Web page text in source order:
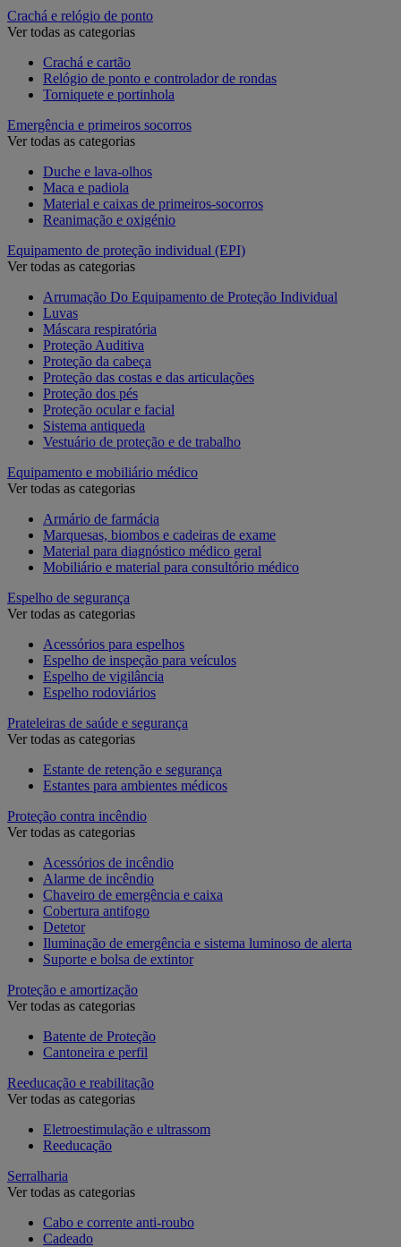
Crachá e relógio de ponto
Ver todas as categorias
Crachá e cartão
Relógio de ponto e controlador de rondas
Torniquete e portinhola
Emergência e primeiros socorros
Ver todas as categorias
Duche e lava-olhos
Maca e padiola
Material e caixas de primeiros-socorros
Reanimação e oxigénio
Equipamento de proteção individual (EPI)
Ver todas as categorias
Arrumação Do Equipamento de Proteção Individual
Luvas
Máscara respiratória
Proteção Auditiva
Proteção da cabeça
Proteção das costas e das articulações
Proteção dos pés
Proteção ocular e facial
Sistema antiqueda
Vestuário de proteção e de trabalho
Equipamento e mobiliário médico
Ver todas as categorias
Armário de farmácia
Marquesas, biombos e cadeiras de exame
Material para diagnóstico médico geral
Mobiliário e material para consultório médico
Espelho de segurança
Ver todas as categorias
Acessórios para espelhos
Espelho de inspeção para veículos
Espelho de vigilância
Espelho rodoviários
Prateleiras de saúde e segurança
Ver todas as categorias
Estante de retenção e segurança
Estantes para ambientes médicos
Proteção contra incêndio
Ver todas as categorias
Acessórios de incêndio
Alarme de incêndio
Chaveiro de emergência e caixa
Cobertura antifogo
Detetor
Iluminação de emergência e sistema luminoso de alerta
Suporte e bolsa de extintor
Proteção e amortização
Ver todas as categorias
Batente de Proteção
Cantoneira e perfil
Reeducação e reabilitação
Ver todas as categorias
Eletroestimulação e ultrassom
Reeducação
Serralharia
Ver todas as categorias
Cabo e corrente anti-roubo
Cadeado